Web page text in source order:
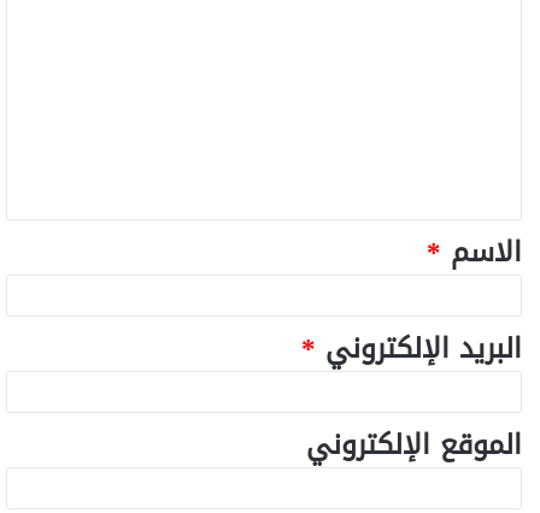
الاسم *
البريد الإلكتروني *
الموقع الإلكتروني